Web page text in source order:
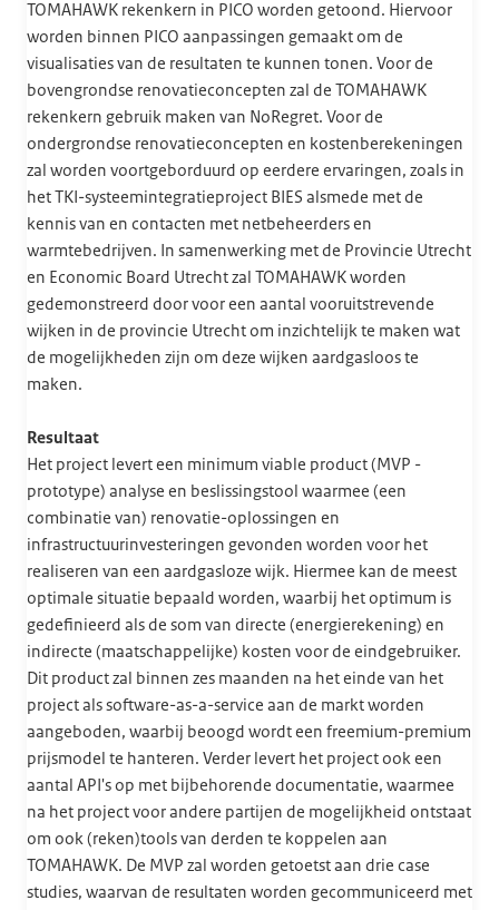
TOMAHAWK rekenkern in PICO worden getoond. Hiervoor
worden binnen PICO aanpassingen gemaakt om de
visualisaties van de resultaten te kunnen tonen. Voor de
bovengrondse renovatieconcepten zal de TOMAHAWK
rekenkern gebruik maken van NoRegret. Voor de
ondergrondse renovatieconcepten en kostenberekeningen
zal worden voortgeborduurd op eerdere ervaringen, zoals in
het TKI-systeemintegratieproject BIES alsmede met de
kennis van en contacten met netbeheerders en
warmtebedrijven. In samenwerking met de Provincie Utrecht
en Economic Board Utrecht zal TOMAHAWK worden
gedemonstreerd door voor een aantal vooruitstrevende
wijken in de provincie Utrecht om inzichtelijk te maken wat
de mogelijkheden zijn om deze wijken aardgasloos te
maken.
Resultaat
Het project levert een minimum viable product (MVP -
prototype) analyse en beslissingstool waarmee (een
combinatie van) renovatie-oplossingen en
infrastructuurinvesteringen gevonden worden voor het
realiseren van een aardgasloze wijk. Hiermee kan de meest
optimale situatie bepaald worden, waarbij het optimum is
gedefinieerd als de som van directe (energierekening) en
indirecte (maatschappelijke) kosten voor de eindgebruiker.
Dit product zal binnen zes maanden na het einde van het
project als software-as-a-service aan de markt worden
aangeboden, waarbij beoogd wordt een freemium-premium
prijsmodel te hanteren. Verder levert het project ook een
aantal API's op met bijbehorende documentatie, waarmee
na het project voor andere partijen de mogelijkheid ontstaat
om ook (reken)tools van derden te koppelen aan
TOMAHAWK. De MVP zal worden getoetst aan drie case
studies, waarvan de resultaten worden gecommuniceerd met